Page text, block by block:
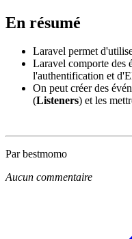
En résumé
Laravel permet
Laravel comporte des
l'authentification et
On peut créer des
(Listeners) et les
Par bestmomo
Aucun commentaire